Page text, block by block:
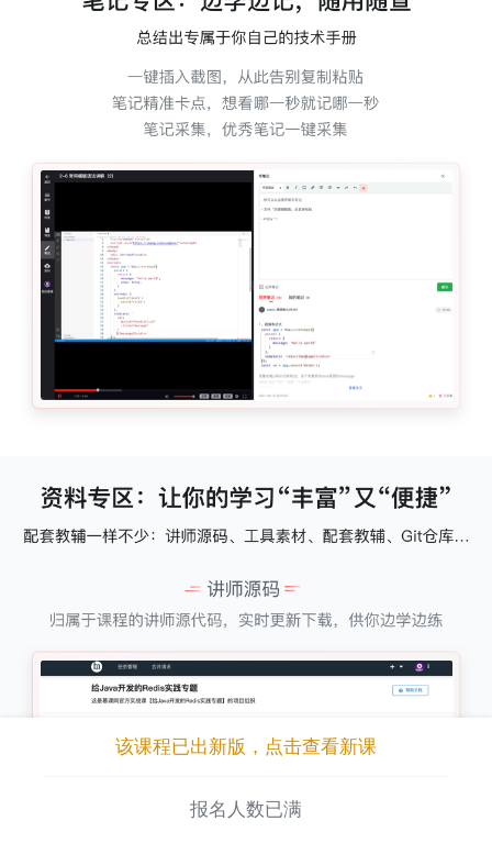
该课程已出新版，点击查看新课
报名人数已满